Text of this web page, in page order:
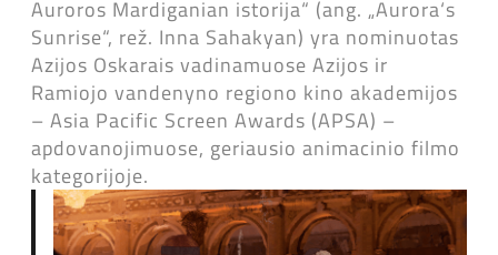
Auroros Mardiganian istorija“ (ang. „Aurora‘s
Sunrise“, rež. Inna Sahakyan) yra nominuotas
Azijos Oskarais vadinamuose Azijos ir
Ramiojo vandenyno regiono kino akademijos
– Asia Pacific Screen Awards (APSA) –
apdovanojimuose, geriausio animacinio filmo
kategorijoje.